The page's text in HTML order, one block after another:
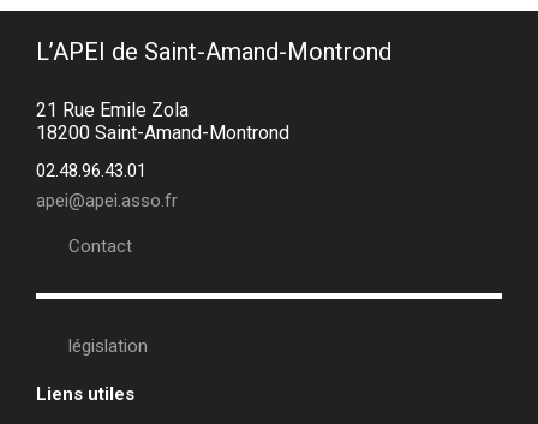
L’APEI de Saint-Amand-Montrond
21 Rue Emile Zola
18200 Saint-Amand-Montrond
02.48.96.43.01
apei@apei.asso.fr
Contact
législation
Liens utiles